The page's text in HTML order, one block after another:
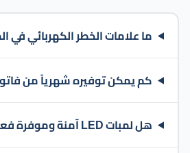
ما علامات الخطر الكهربائي في
كم يمكن توفيره شهرياً من
هل لمبات LED آمنة وموفرة فعلاً؟